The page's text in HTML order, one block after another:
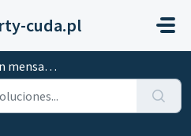
cuda.pl
el reembolso de m...